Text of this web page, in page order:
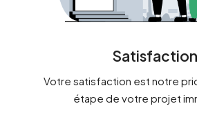
Satisfaction
Votre satisfaction est notre
étape de votre projet